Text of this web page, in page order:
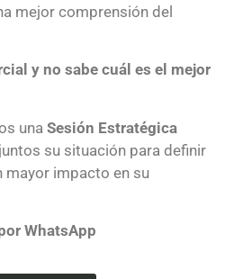
mejor comprensión del
y no sabe cuál es el mejor
una Sesión Estratégica
su situación para definir
mayor impacto en su
WhatsApp